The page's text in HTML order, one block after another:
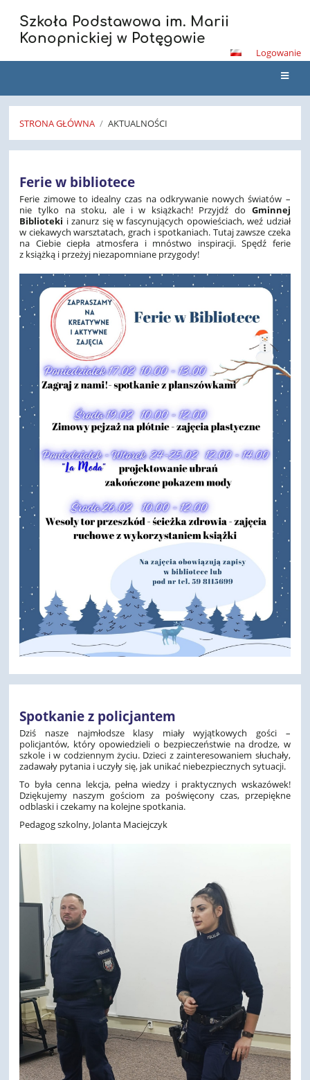
Szkoła Podstawowa im. Marii
Konopnickiej w Potęgowie
Logowanie
STRONA GŁÓWNA / AKTUALNOŚCI
Ferie w bibliotece
Ferie zimowe to idealny czas na odkrywanie nowych światów –
nie tylko na stoku, ale i w książkach! Przyjdź do Gminnej
Biblioteki i zanurz się w fascynujących opowieściach,weź udział
w ciekawych warsztatach, grach i spotkaniach. Tutaj zawsze czeka
na Ciebie ciepła atmosfera i mnóstwo inspiracji. Spędź ferie
z książką i przeżyj niezapomniane przygody!
Spotkanie z policjantem
Dziś nasze najmłodsze klasy miały wyjątkowych gości –
policjantów, który opowiedzieli o bezpieczeństwie na drodze, w
szkole i w codziennym życiu. Dzieci z zainteresowaniem słuchały,
zadawały pytania i uczyły się, jak unikać niebezpiecznych sytuacji.
To była cenna lekcja, pełna wiedzy i praktycznych wskazówek!
Dziękujemy naszym gościom za poświęcony czas, przepiękne
odblaski i czekamy na kolejne spotkania.
Pedagog szkolny, Jolanta Maciejczyk